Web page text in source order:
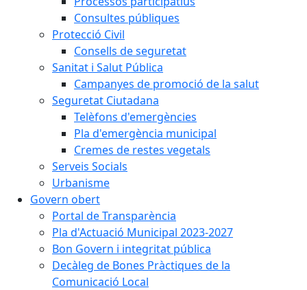
Consultes públiques
Protecció Civil
Consells de seguretat
Sanitat i Salut Pública
Campanyes de promoció de la salut
Seguretat Ciutadana
Telèfons d'emergències
Pla d'emergència municipal
Cremes de restes vegetals
Serveis Socials
Urbanisme
Govern obert
Portal de Transparència
Pla d'Actuació Municipal 2023-2027
Bon Govern i integritat pública
Decàleg de Bones Pràctiques de la
Comunicació Local